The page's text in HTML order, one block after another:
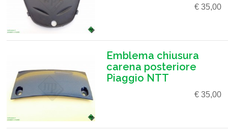
€ 35,00
Emblema chiusura
carena posteriore
Piaggio NTT
€ 35,00